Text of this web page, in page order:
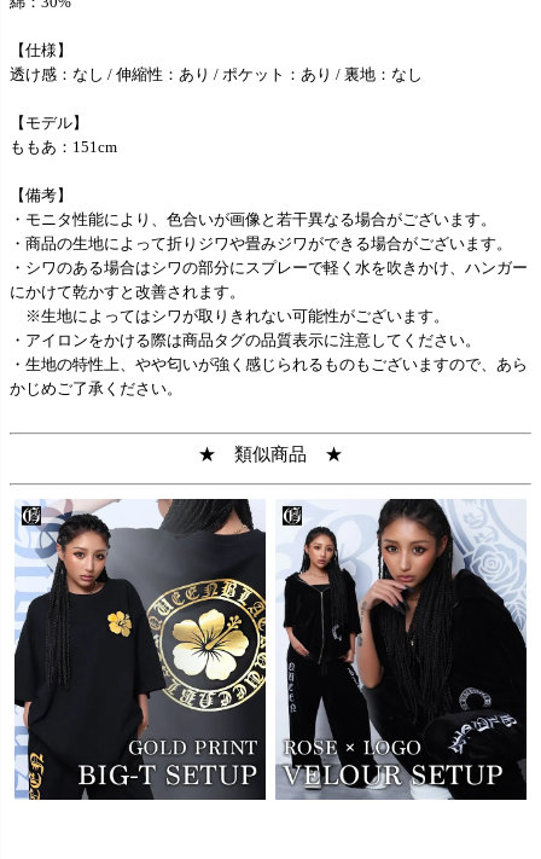
【仕様】
透け感：なし / 伸縮性：あり / ポケット：あり / 裏地：なし
【モデル】
ももあ：151cm
【備考】
・モニタ性能により、色合いが画像と若干異なる場合がございます。
・商品の生地によって折りジワや畳みジワができる場合がございます。
・シワのある場合はシワの部分にスプレーで軽く水を吹きかけ、ハンガー
にかけて乾かすと改善されます。
※生地によってはシワが取りきれない可能性がございます。
・アイロンをかける際は商品タグの品質表示に注意してください。
・生地の特性上、やや匂いが強く感じられるものもございますので、あら
かじめご了承ください。
★ 類似商品 ★